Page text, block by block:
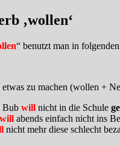
‚wollen‘
“ benutzt man in
etwas zu machen (wollen +
Bub will nicht in die Schule
will abends einfach nicht ins
nicht mehr diese schlecht